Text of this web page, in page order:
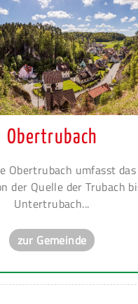
Obertrubach
Obertrubach umfasst
der Quelle der Trubach
Untertrubach...
zur Gemeinde